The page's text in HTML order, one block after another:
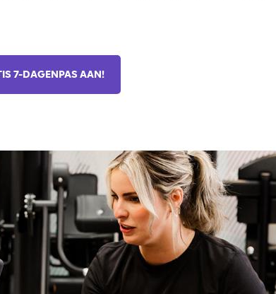
7-DAGENPAS AAN!